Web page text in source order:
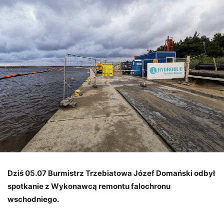
Dziś 05.07 Burmistrz Trzebiatowa Józef Domański odbył
spotkanie z Wykonawcą remontu falochronu
wschodniego.